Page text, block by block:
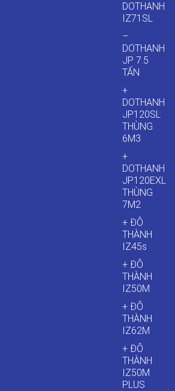
DOTHANH
IZ71SL
–
DOTHANH
JP 7.5
TẤN
+
DOTHANH
JP120SL
THÙNG
6M3
+
DOTHANH
JP120EXL
THÙNG
7M2
+ ĐÔ
THÀNH
IZ45s
+ ĐÔ
THÀNH
IZ50M
+ ĐÔ
THÀNH
IZ62M
+ ĐÔ
THÀNH
IZ50M
PLUS